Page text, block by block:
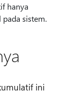
hanya
sistem.
ini